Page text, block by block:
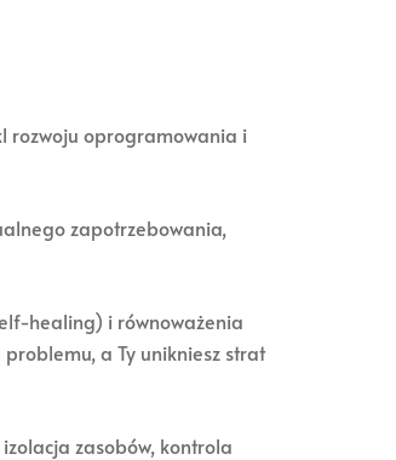
rozwoju oprogramowania i
zapotrzebowania,
healing) i równoważenia
a Ty unikniesz strat
zasobów, kontrola